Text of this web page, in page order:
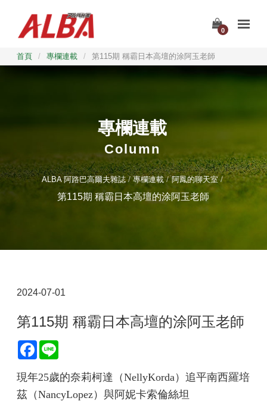
0
首頁 / 專欄連載 / 第115期 稱霸日本高壇的涂阿玉老師
專欄連載
Column
ALBA 阿路巴高爾夫雜誌 專欄連載 阿鳳的聊天室
第115期 稱霸日本高壇的涂阿玉老師
2024-07-01
第115期 稱霸日本高壇的涂阿玉老師
Facebook
現年25歲的奈莉柯達（NellyKorda）追平南西羅培
茲（NancyLopez）與阿妮卡索倫絲坦